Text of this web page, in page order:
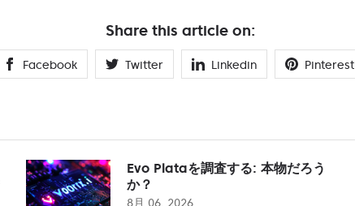
Share this article on:
Facebook Twitter Linkedin Pinterest
Evo Plataを調査する: 本物だろう
か？
8月 06, 2026